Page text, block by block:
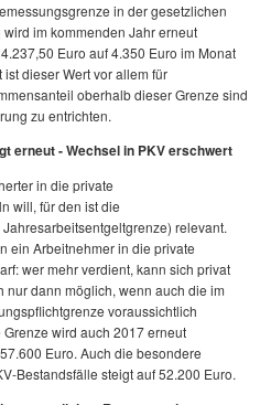
in der gesetzlichen
im kommenden Jahr erneut
Euro auf 4.350 Euro im Monat
dieser Wert vor allem für
oberhalb dieser Grenze sind
zu entrichten.
erneut - Wechsel in PKV erschwert
in die private
will, für den ist die
relevant.
ein Arbeitnehmer in die private
wer mehr verdient, kann sich privat
nur dann möglich, wenn auch die im
voraussichtlich
wird auch 2017 erneut
Euro. Auch die besondere
Bestandsfälle steigt auf 52.200 Euro.